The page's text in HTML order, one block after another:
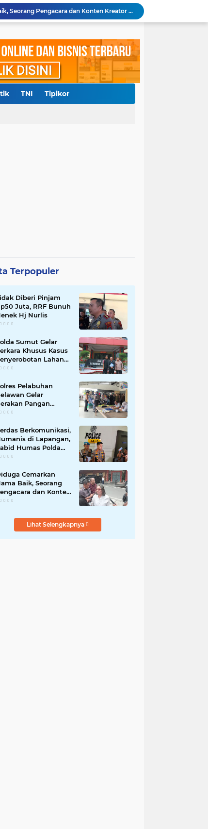
Diduga Cemarkan Nama Baik, Seorang Pengacara dan Konten Kreator Dilaporkan ke Polrestabes Medan
Polresta Deliserdang Tangkap Dua Laki-laki Pelaku Penyalahgunaan Narkoba
Polresta Deliserdang Gatur di Sejumlah SPBU
Aliansi Masyarakat Batak Kota Medan Laporkan Pemilik Akun Hina Suku Batak ke Polda Sumut
Diduga Langgar Putusan MA, Warga Dairi dan Kelompok Masyarakat Sipil Kecam Keras Terbitnya SKKL PT DPM
3 Kurir, Amankan 53 Kg Lebih Sabu
RRF Bunuh Nenek Hj Nurlis
TNI Tipikor
Terpopuler
Diberi Pinjam
Juta, RRF Bunuh
Hj Nurlis
Sumut Gelar
Khusus Kasus
Lahan
Sei Belutu,
Kasus
Pelabuhan
Gelar
Pangan
Polri, Jual 3 Ton
Berkomunikasi,
di Lapangan,
Humas Polda
Tanamkan
SPN Hinai
Cemarkan
Baik, Seorang
dan Konten
Dilaporkan ke
Lihat Selengkapnya